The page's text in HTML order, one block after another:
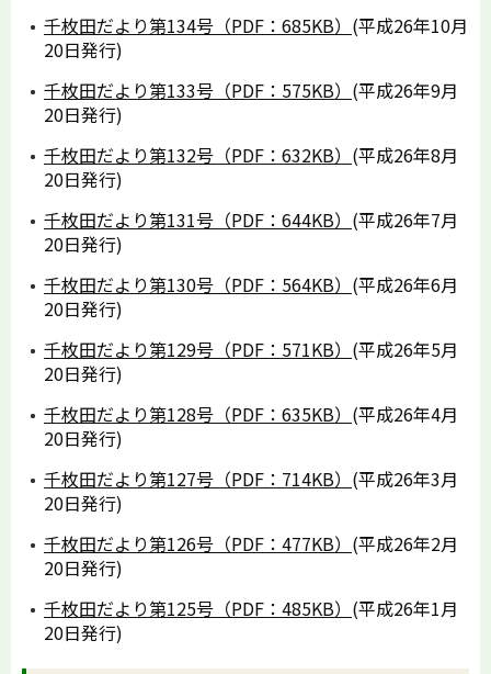
千枚田だより第134号（PDF：685KB） (平成26年10月
20日発行)
千枚田だより第133号（PDF：575KB） (平成26年9月
20日発行)
千枚田だより第132号（PDF：632KB） (平成26年8月
20日発行)
千枚田だより第131号（PDF：644KB） (平成26年7月
20日発行)
千枚田だより第130号（PDF：564KB） (平成26年6月
20日発行)
千枚田だより第129号（PDF：571KB） (平成26年5月
20日発行)
千枚田だより第128号（PDF：635KB） (平成26年4月
20日発行)
千枚田だより第127号（PDF：714KB） (平成26年3月
20日発行)
千枚田だより第126号（PDF：477KB） (平成26年2月
20日発行)
千枚田だより第125号（PDF：485KB） (平成26年1月
20日発行)